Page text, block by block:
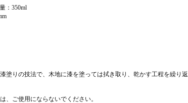
：350ml
塗りの技法で、木地に漆を塗っては拭き取り、乾かす工程を繰り
、ご使用にならないでください。